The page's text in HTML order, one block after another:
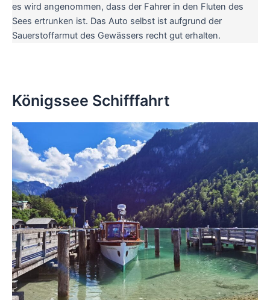
es wird angenommen, dass der Fahrer in den Fluten des
Sees ertrunken ist. Das Auto selbst ist aufgrund der
Sauerstoffarmut des Gewässers recht gut erhalten.
Königssee Schifffahrt